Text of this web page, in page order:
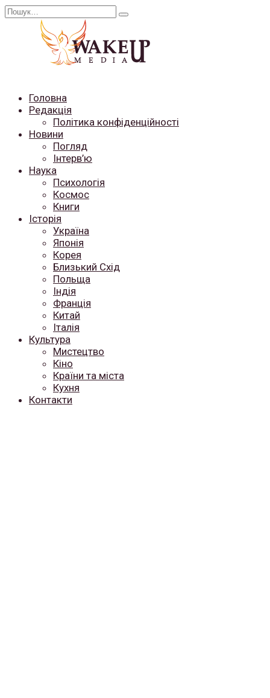
Перейти
Search
Головна
Редакція
Політика конфіденційності
Новини
Погляд
Інтерв’ю
Наука
Психологія
Космос
Книги
Історія
Україна
Японія
Корея
Близький Схід
Польща
Індія
Франція
Китай
Італія
Культура
Мистецтво
Кіно
Країни та міста
Кухня
Контакти